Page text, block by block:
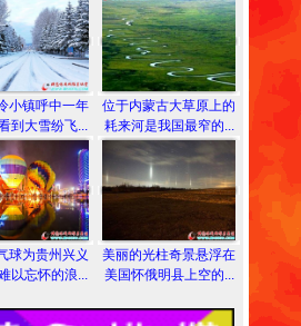
小镇呼中一年
到大雪纷飞...
球为贵州兴义
以忘怀的浪...
位于内蒙古大草原上的
耗来河是我国最窄的...
美丽的光柱奇景悬浮在
美国怀俄明县上空的...